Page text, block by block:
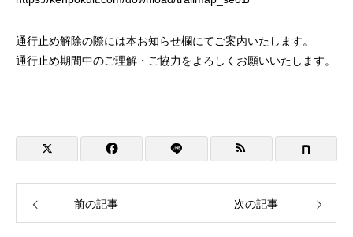
通行止め解除の際には本お知らせ欄にてご案内いたします。
通行止め期間中のご理解・ご協力をよろしくお願いいたします。
前の記事 次の記事